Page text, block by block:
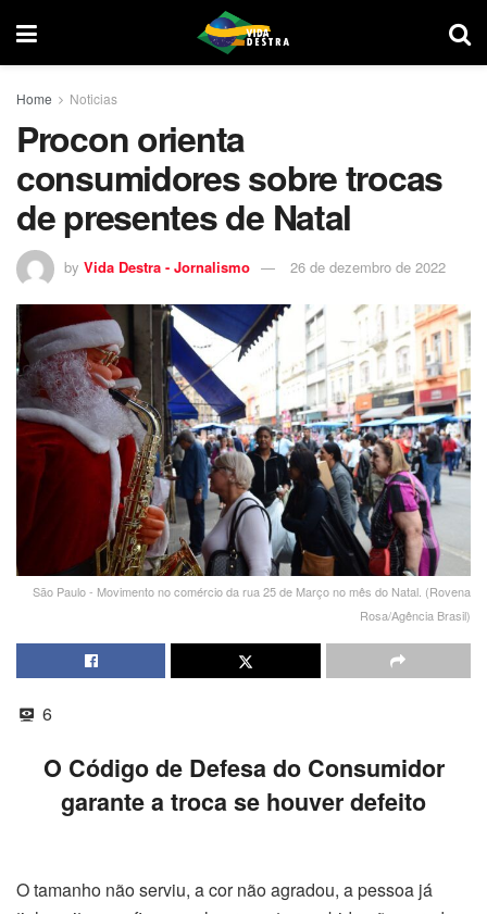
Home Noticias
Procon orienta
consumidores sobre trocas
de presentes de Natal
by Vida Destra - Jornalismo 26 de dezembro de 2022
São Paulo - Movimento no comércio da rua 25 de Março no mês do Natal. (Rovena
Rosa/Agência Brasil)
6
O Código de Defesa do Consumidor
garante a troca se houver defeito
O tamanho não serviu, a cor não agradou, a pessoa já